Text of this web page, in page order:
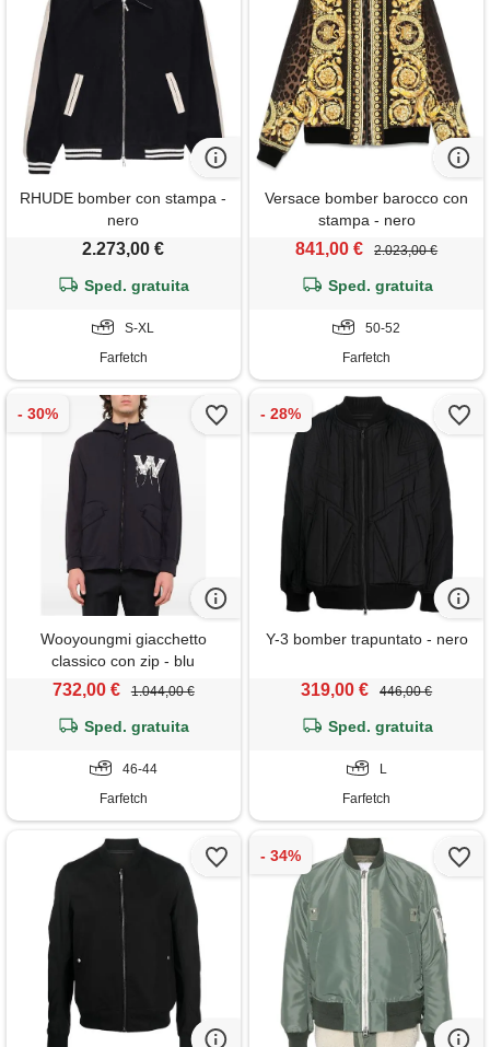
RHUDE bomber con stampa -
nero
2.273,00 €
Sped. gratuita
S-XL
Farfetch
Versace bomber barocco con
stampa - nero
841,00 € 2.023,00 €
Sped. gratuita
50-52
Farfetch
Wooyoungmi giacchetto
classico con zip - blu
732,00 € 1.044,00 €
Sped. gratuita
46-44
Farfetch
Y-3 bomber trapuntato - nero
319,00 € 446,00 €
Sped. gratuita
L
Farfetch